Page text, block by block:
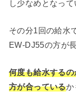
し少なめとなって
その分1回の給水
EW-DJ55の方が
何度も給水する
方が合っているか